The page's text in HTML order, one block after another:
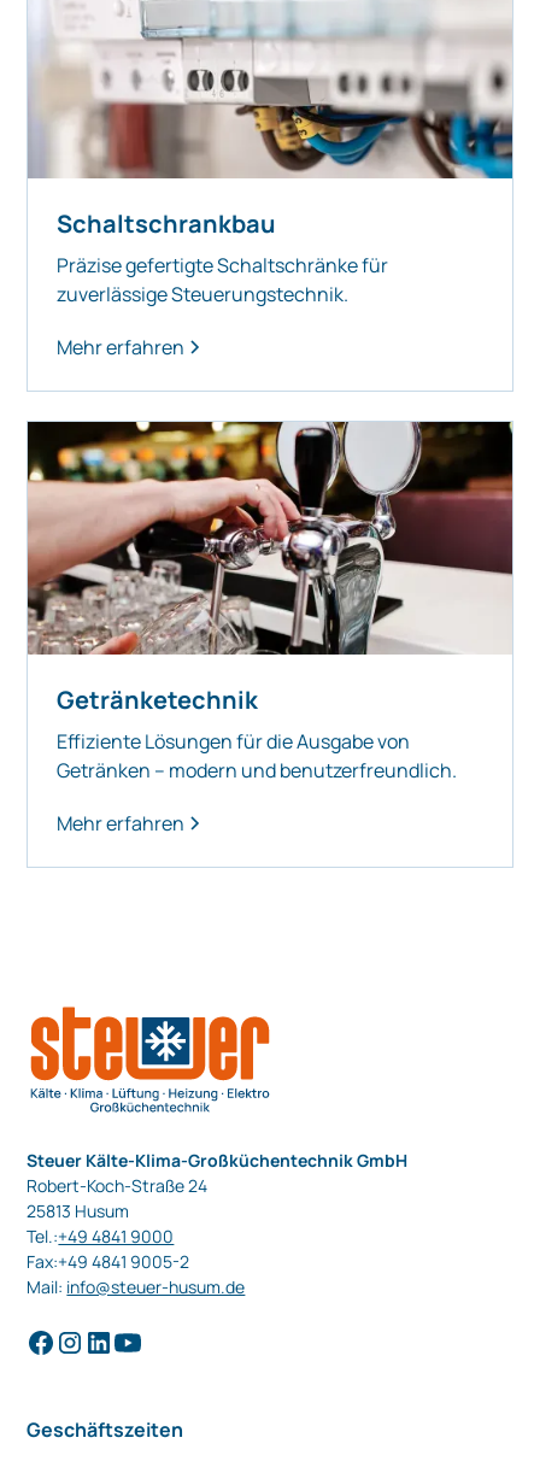
Schaltschrankbau
Präzise gefertigte Schaltschränke für
zuverlässige Steuerungstechnik.
Mehr erfahren
Getränketechnik
Effiziente Lösungen für die Ausgabe von
Getränken – modern und benutzerfreundlich.
Mehr erfahren
Steuer Kälte-Klima-Großküchentechnik GmbH
Robert-Koch-Straße 24
25813 Husum
Tel.:+49 4841 9000
Fax:+49 4841 9005-2
Mail: info@steuer-husum.de
Geschäftszeiten